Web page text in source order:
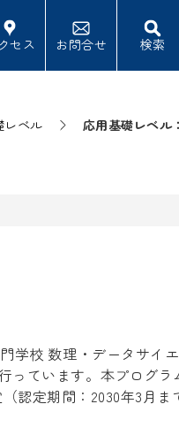
セス お問合せ 検索
レベル 応用基礎レベル
学校 数理・データサイ
ています。本プログ
認定期間：2030年3月ま